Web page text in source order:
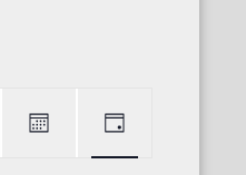
Ansichten-
Navigation